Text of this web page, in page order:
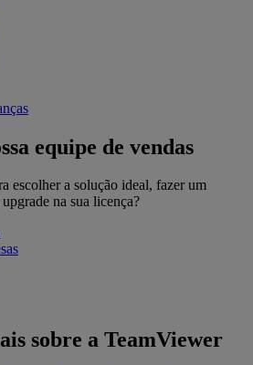
equipe de vendas
escolher a solução ideal, fazer um
na sua licença?
sobre a TeamViewer